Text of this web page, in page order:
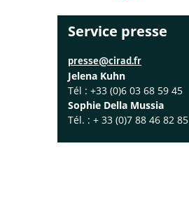
Service presse
presse@cirad.fr
Jelena Kuhn
Tél : +33 (0)6 03 68 59 45
Sophie Della Mussia
Tél. : + 33 (0)7 88 46 82 85